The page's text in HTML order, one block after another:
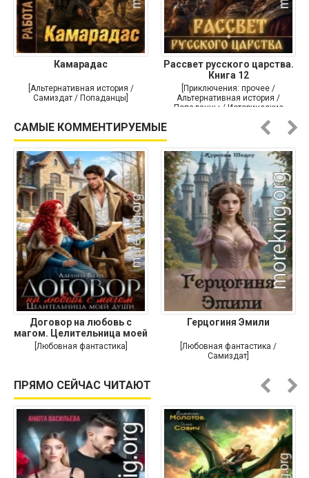
Камарадас
[Альтернативная история /
Самиздат / Попаданцы]
Рассвет русского царства.
Книга 12
[Приключения: прочее /
Альтернативная история /
Попаданцы / Исторические
САМЫЕ КОММЕНТИРУЕМЫЕ
Договор на любовь с
магом. Целительница моей
души
[Любовная фантастика]
Герцогиня Эмили
[Любовная фантастика /
Самиздат]
ПРЯМО СЕЙЧАС ЧИТАЮТ